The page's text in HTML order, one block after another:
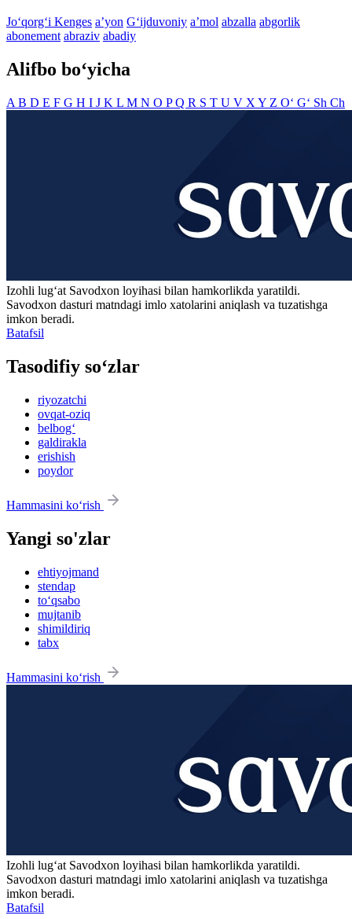
Jo‘qorg‘i Kenges aʼyon G‘ijduvoniy aʼmol abzalla abgorlik
abonement abraziv abadiy
Alifbo bo‘yicha
A B D E F G H I J K L M N O PQ R S T U V X Y Z O‘ G‘ Sh Ch
Izohli lugʻat Savodxon loyihasi bilan hamkorlikda yaratildi.
Savodxon dasturi matndagi imlo xatolarini aniqlash va tuzatishga
imkon beradi.
Batafsil
Tasodifiy so‘zlar
riyozatchi
ovqat-oziq
belbog‘
galdirakla
erishish
poydor
Hammasini ko‘rish
Yangi so'zlar
ehtiyojmand
stendap
to‘qsabo
mujtanib
shimildiriq
tabx
Hammasini ko‘rish
Izohli lugʻat Savodxon loyihasi bilan hamkorlikda yaratildi.
Savodxon dasturi matndagi imlo xatolarini aniqlash va tuzatishga
imkon beradi.
Batafsil